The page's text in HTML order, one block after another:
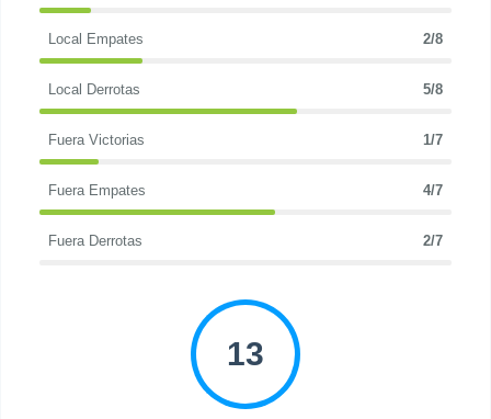
Local Empates 2/8
Local Derrotas 5/8
Fuera Victorias 1/7
Fuera Empates 4/7
Fuera Derrotas 2/7
13